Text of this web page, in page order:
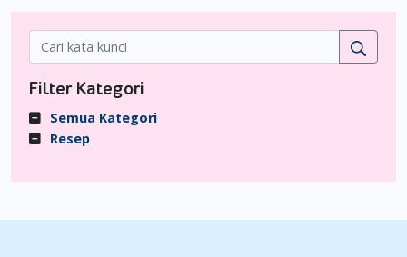
Filter Kategori
Semua Kategori
Resep